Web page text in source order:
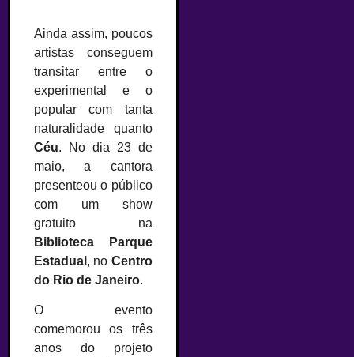
Ainda assim, poucos
artistas conseguem
transitar entre o
experimental e o
popular com tanta
naturalidade quanto
Céu. No dia 23 de
maio, a cantora
presenteou o público
com um show
gratuito na
Biblioteca Parque
Estadual , no Centro
do Rio de Janeiro.
O evento
comemorou os três
anos do projeto